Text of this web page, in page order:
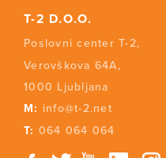
T-2 D.O.O.
Poslovni center T-2,
Verovškova 64A,
1000 Ljubljana
M: info@t-2.net
T: 064 064 064